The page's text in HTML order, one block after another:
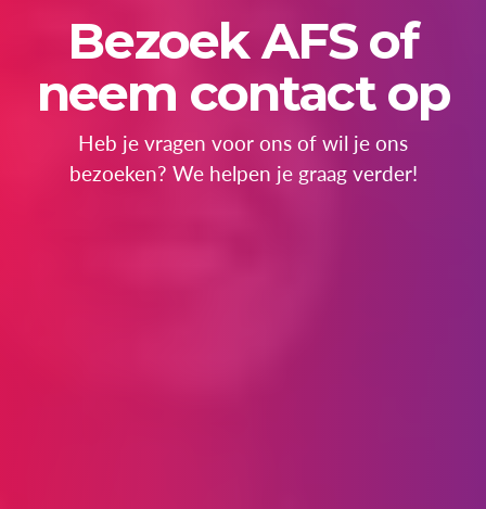
Bezoek AFS of
neem contact op
Heb je vragen voor ons of wil je ons
bezoeken? We helpen je graag verder!